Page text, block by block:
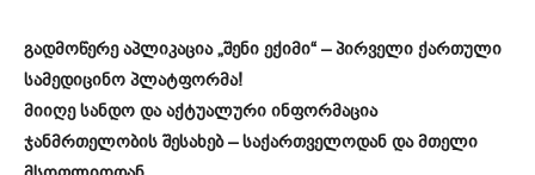
გადმოწერე აპლიკაცია „შენი ექიმი“ – პირველი ქართული
სამედიცინო პლატფორმა!
მიიღე სანდო და აქტუალური ინფორმაცია
ჯანმრთელობის შესახებ – საქართველოდან და მთელი